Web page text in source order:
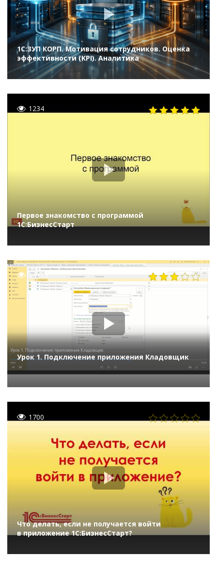
1С:ЗУП КОРП. Мотивация сотрудников. Оценка
эффективности (KPI). Аналитика
1234
Первое знакомство с программой
1С:БизнесСтарт
14315
Урок 1. Подключение приложения Кладовщик
1700
Что делать, если не получается войти
в приложение 1С:БизнесСтарт?